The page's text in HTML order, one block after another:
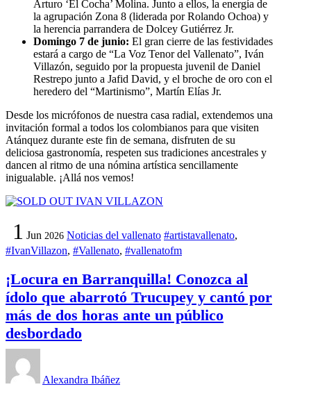
Arturo ‘El Cocha’ Molina. Junto a ellos, la energía de
la agrupación Zona 8 (liderada por Rolando Ochoa) y
la herencia parrandera de Dolcey Gutiérrez Jr.
Domingo 7 de junio: El gran cierre de las festividades
estará a cargo de “La Voz Tenor del Vallenato”, Iván
Villazón, seguido por la propuesta juvenil de Daniel
Restrepo junto a Jafid David, y el broche de oro con el
heredero del “Martinismo”, Martín Elías Jr.
Desde los micrófonos de nuestra casa radial, extendemos una
invitación formal a todos los colombianos para que visiten
Atánquez durante este fin de semana, disfruten de su
deliciosa gastronomía, respeten sus tradiciones ancestrales y
dancen al ritmo de una nómina artística sencillamente
inigualable. ¡Allá nos vemos!
1 Jun 2026 Noticias del vallenato #artistavallenato,
#IvanVillazon, #Vallenato, #vallenatofm
¡Locura en Barranquilla! Conozca al
ídolo que abarrotó Trucupey y cantó por
más de dos horas ante un público
desbordado
Alexandra Ibáñez